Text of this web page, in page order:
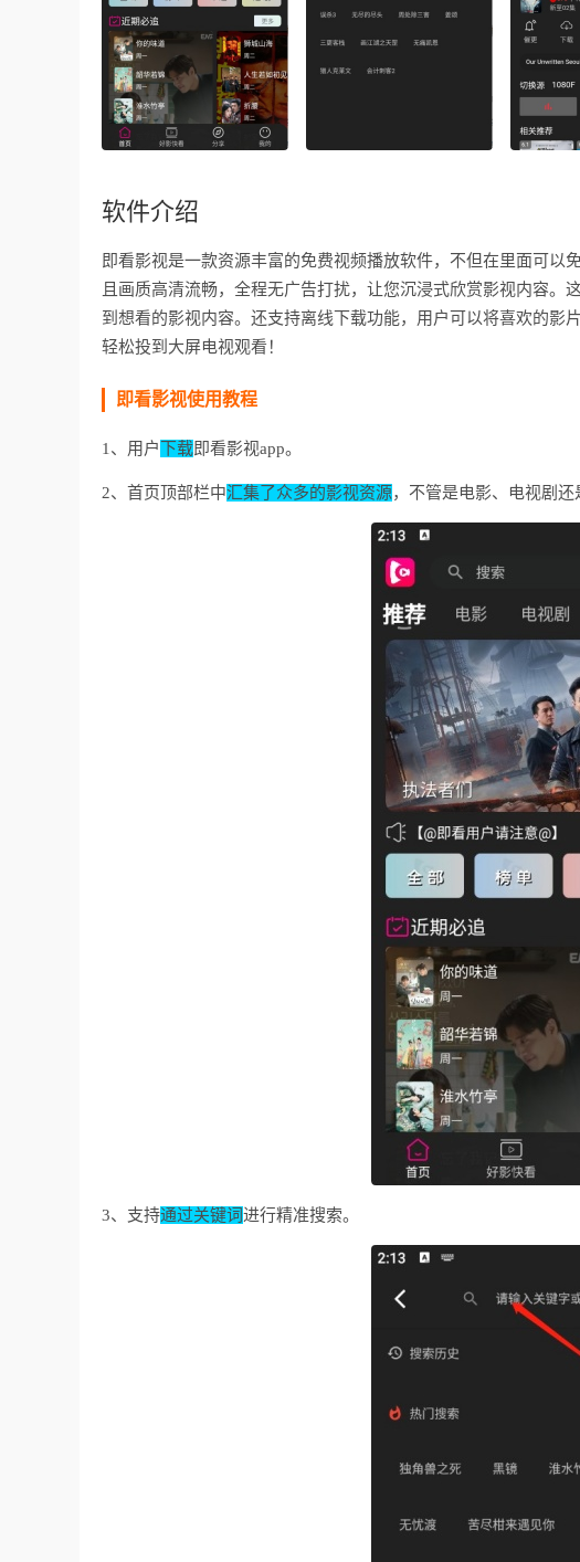
软件介绍
即看影视是一款资源丰富的免费视频播放软件，不但在里面可以
且画质高清流畅，全程无广告打扰，让您沉浸式欣赏影视内容
到想看的影视内容。还支持离线下载功能，用户可以将喜欢的影
轻松投到大屏电视观看！
即看影视使用教程
1、用户 下载即看影视app。
2、首页顶部栏中汇集了众多的影视资源，不管是电影、电视剧还
3、支持通过关键词进行精准搜索。